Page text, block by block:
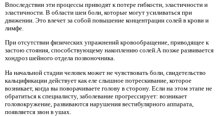
Впоследствии эти процессы приводят к потере гибкости, эластичности и
эластичности. В области шеи боли, которые могут усиливаться при
движении. Это влечет за собой повышение концентрации солей в крови и
лимфе.
При отсутствии физических упражнений кровообращение, приводящее к
застою стояния, способствующему накоплению солей.А позже развивается
хондроз шейного отдела позвоночника.
На начальной стадии человек может не чувствовать боли, свидетельство
кальцификации действует как еле слышное потрескивание, которое
возникает, когда вы поворачиваете голову в сторону. Если на этом этапе не
обратиться к специалисту, заболевание прогрессирует: возникает
головокружение, развиваются нарушения вестибулярного аппарата,
появляется звон в ушах.